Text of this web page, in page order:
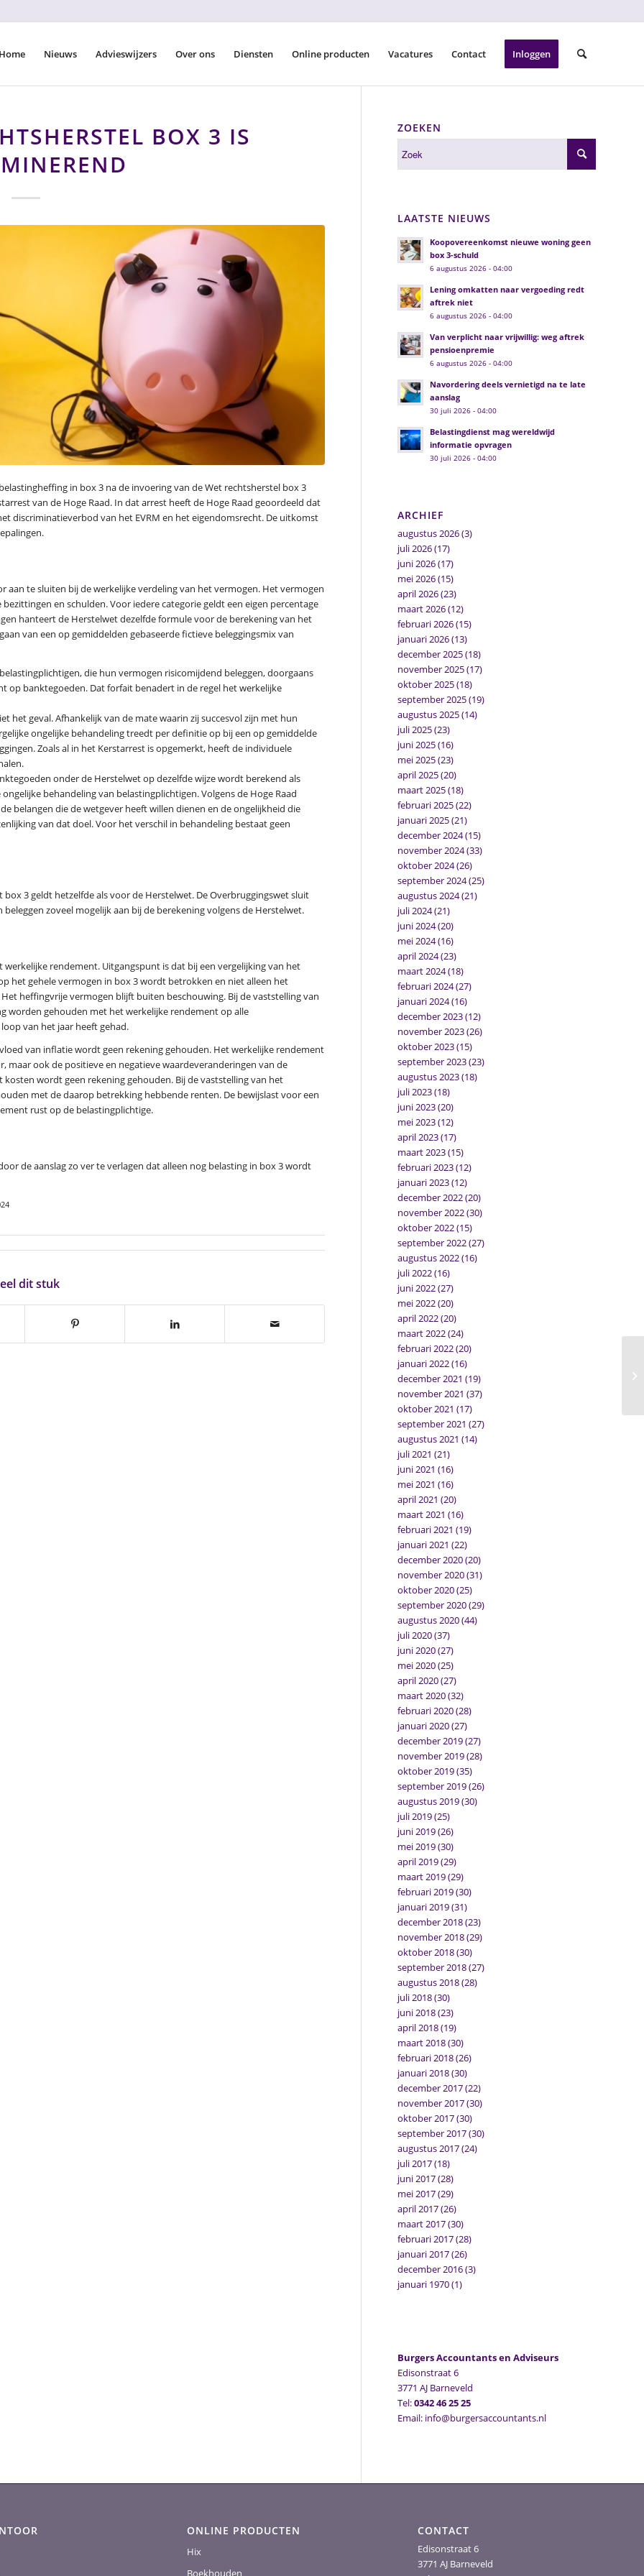
Home Nieuws Advieswijzers Over ons Diensten Online producten Vacatures Contact Inloggen
BOX 3 IS
in box 3 na de invoering van de Wet rechtsherstel box 3
van de Hoge Raad. In dat arrest heeft de Hoge Raad geoordeeld dat
discriminatieverbod van het EVRM en het eigendomsrecht. De uitkomst
aan te sluiten bij de werkelijke verdeling van het vermogen. Het vermogen
en schulden. Voor iedere categorie geldt een eigen percentage
hanteert de Herstelwet dezelfde formule voor de berekening van het
van een op gemiddelden gebaseerde fictieve beleggingsmix van
die hun vermogen risicomijdend beleggen, doorgaans
banktegoeden. Dat forfait benadert in de regel het werkelijke
het geval. Afhankelijk van de mate waarin zij succesvol zijn met hun
ongelijke behandeling treedt per definitie op bij een op gemiddelde
Zoals al in het Kerstarrest is opgemerkt, heeft de individuele
onder de Herstelwet op dezelfde wijze wordt berekend als
behandeling van belastingplichtigen. Volgens de Hoge Raad
belangen die de wetgever heeft willen dienen en de ongelijkheid die
van dat doel. Voor het verschil in behandeling bestaat geen
3 geldt hetzelfde als voor de Herstelwet. De Overbruggingswet sluit
zoveel mogelijk aan bij de berekening volgens de Herstelwet.
rendement. Uitgangspunt is dat bij een vergelijking van het
het gehele vermogen in box 3 wordt betrokken en niet alleen het
heffingvrije vermogen blijft buiten beschouwing. Bij de vaststelling van
worden gehouden met het werkelijke rendement op alle
van het jaar heeft gehad.
van inflatie wordt geen rekening gehouden. Het werkelijke rendement
ook de positieve en negatieve waardeveranderingen van de
wordt geen rekening gehouden. Bij de vaststelling van het
met de daarop betrekking hebbende renten. De bewijslast voor een
rust op de belastingplichtige.
de aanslag zo ver te verlagen dat alleen nog belasting in box 3 wordt
dit stuk
ZOEKEN
LAATSTE NIEUWS
Koopovereenkomst nieuwe woning geen
box 3-schuld
6 augustus 2026 - 04:00
Lening omkatten naar vergoeding redt
aftrek niet
6 augustus 2026 - 04:00
Van verplicht naar vrijwillig: weg aftrek
pensioenpremie
6 augustus 2026 - 04:00
Navordering deels vernietigd na te late
aanslag
30 juli 2026 - 04:00
Belastingdienst mag wereldwijd
informatie opvragen
30 juli 2026 - 04:00
ARCHIEF
augustus 2026(3)
juli 2026(17)
juni 2026(17)
mei 2026(15)
april 2026(23)
maart 2026(12)
februari 2026(15)
januari 2026(13)
december 2025(18)
november 2025(17)
oktober 2025(18)
september 2025(19)
augustus 2025(14)
juli 2025(23)
juni 2025(16)
mei 2025(23)
april 2025(20)
maart 2025(18)
februari 2025(22)
januari 2025(21)
december 2024(15)
november 2024(33)
oktober 2024(26)
september 2024(25)
augustus 2024(21)
juli 2024(21)
juni 2024(20)
mei 2024(16)
april 2024(23)
maart 2024(18)
februari 2024(27)
januari 2024(16)
december 2023(12)
november 2023(26)
oktober 2023(15)
september 2023(23)
augustus 2023(18)
juli 2023(18)
juni 2023(20)
mei 2023(12)
april 2023(17)
maart 2023(15)
februari 2023(12)
januari 2023(12)
december 2022(20)
november 2022(30)
oktober 2022(15)
september 2022(27)
augustus 2022(16)
juli 2022(16)
juni 2022(27)
mei 2022(20)
april 2022(20)
maart 2022(24)
februari 2022(20)
januari 2022(16)
december 2021 (19)
november 2021 (37)
oktober 2021 (17)
september 2021 (27)
augustus 2021 (14)
juli 2021 (21)
juni 2021 (16)
mei 2021 (16)
april 2021 (20)
maart 2021 (16)
februari 2021 (19)
januari 2021 (22)
december 2020(20)
november 2020(31)
oktober 2020(25)
september 2020(29)
augustus 2020(44)
juli 2020(37)
juni 2020(27)
mei 2020(25)
april 2020(27)
maart 2020(32)
februari 2020(28)
januari 2020(27)
december 2019(27)
november 2019(28)
oktober 2019(35)
september 2019(26)
augustus 2019(30)
juli 2019(25)
juni 2019(26)
mei 2019(30)
april 2019(29)
maart 2019(29)
februari 2019(30)
januari 2019(31)
december 2018(23)
november 2018(29)
oktober 2018(30)
september 2018(27)
augustus 2018(28)
juli 2018(30)
juni 2018(23)
april 2018(19)
maart 2018(30)
februari 2018(26)
januari 2018(30)
december 2017(22)
november 2017(30)
oktober 2017(30)
september 2017(30)
augustus 2017(24)
juli 2017(18)
juni 2017(28)
mei 2017(29)
april 2017(26)
maart 2017(30)
februari 2017(28)
januari 2017(26)
december 2016(3)
januari 1970(1)
Burgers Accountants en Adviseurs
Edisonstraat 6
3771 AJ Barneveld
Tel:0342 46 25 25
Email: info@burgersaccountants.nl
ONLINE PRODUCTEN
Hix
Boekhouden
CONTACT
Edisonstraat 6
3771 AJ Barneveld